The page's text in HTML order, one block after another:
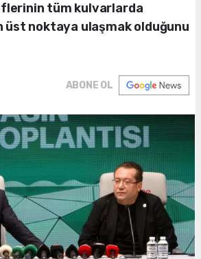
tüm kulvarlarda
üst noktaya ulaşmak olduğunu
ABONE OL